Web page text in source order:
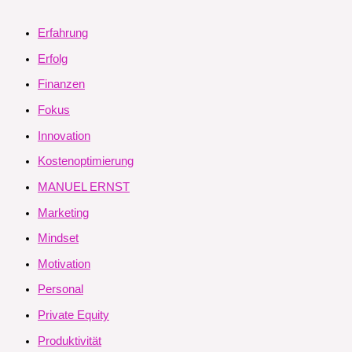
Erfahrung
Erfolg
Finanzen
Fokus
Innovation
Kostenoptimierung
MANUEL ERNST
Marketing
Mindset
Motivation
Personal
Private Equity
Produktivität